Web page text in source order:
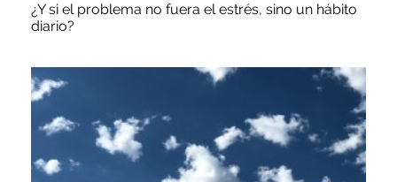
¿Y si el problema no fuera el estrés, sino un hábito
diario?